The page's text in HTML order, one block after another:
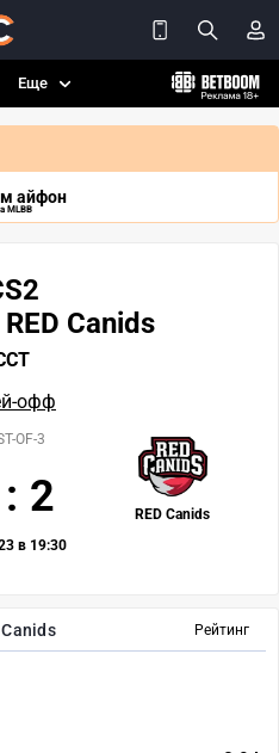
Еще
айфон
MLBB
Рейтинг
Canids
Canids
офф
RED Canids
OF-3
: 2
в 19:30